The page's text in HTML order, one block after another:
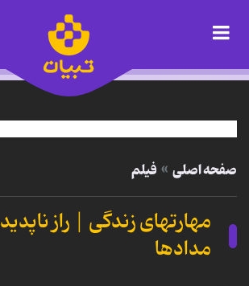
صفحه اصلی فیلم
مهارتهای زندگی | راز
مدادها